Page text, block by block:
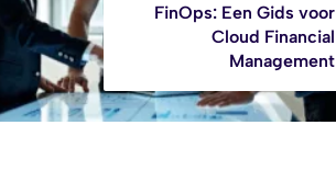
FinOps: Een Gids voor
Cloud Financial
Management